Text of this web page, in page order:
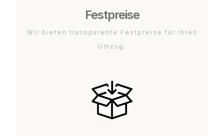
Festpreise
Wir bieten transparente Festpreise für Ihren
Umzug.